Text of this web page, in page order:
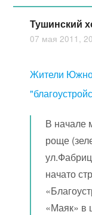
Тушинский
07 мая 2011,
Жители
В начале
роще
начато
«Маяк» в